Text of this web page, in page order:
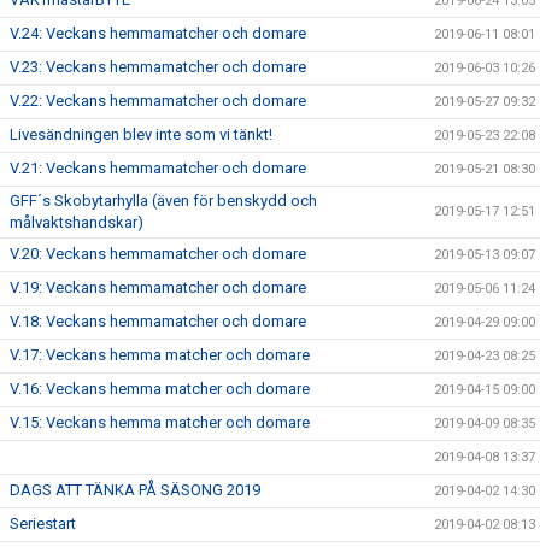
V.24: Veckans hemmamatcher och domare 2019-06-11 08:01
V.23: Veckans hemmamatcher och domare 2019-06-03 10:26
V.22: Veckans hemmamatcher och domare 2019-05-27 09:32
Livesändningen blev inte som vi tänkt! 2019-05-23 22:08
V.21: Veckans hemmamatcher och domare 2019-05-21 08:30
GFF´s Skobytarhylla (även för benskydd och
målvaktshandskar)
2019-05-17 12:51
V.20: Veckans hemmamatcher och domare 2019-05-13 09:07
V.19: Veckans hemmamatcher och domare 2019-05-06 11:24
V.18: Veckans hemmamatcher och domare 2019-04-29 09:00
V.17: Veckans hemma matcher och domare 2019-04-23 08:25
V.16: Veckans hemma matcher och domare 2019-04-15 09:00
V.15: Veckans hemma matcher och domare 2019-04-09 08:35
2019-04-08 13:37
DAGS ATT TÄNKA PÅ SÄSONG 2019 2019-04-02 14:30
Seriestart 2019-04-02 08:13